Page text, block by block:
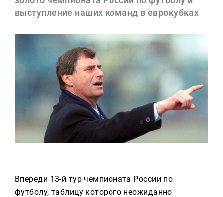
+7 (843) 570−50−00
reception@tnvtv.ru
выступление наших команд в еврокубках
Впереди 13-й тур чемпионата России по
футболу, таблицу которого неожиданно